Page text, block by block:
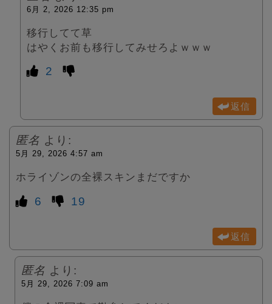
6月 2, 2026 12:35 pm
移行してて草
はやくお前も移行してみせろよｗｗｗ
2
返信
匿名 より:
5月 29, 2026 4:57 am
ホライゾンの全裸スキンまだですか
6 19
返信
匿名 より:
5月 29, 2026 7:09 am